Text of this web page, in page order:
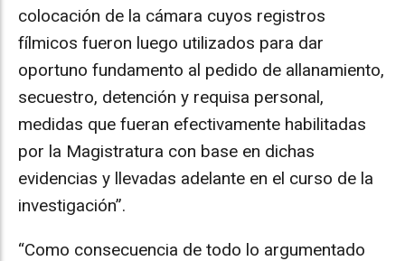
colocación de la cámara cuyos registros
fílmicos fueron luego utilizados para dar
oportuno fundamento al pedido de allanamiento,
secuestro, detención y requisa personal,
medidas que fueran efectivamente habilitadas
por la Magistratura con base en dichas
evidencias y llevadas adelante en el curso de la
investigación”.
“Como consecuencia de todo lo argumentado